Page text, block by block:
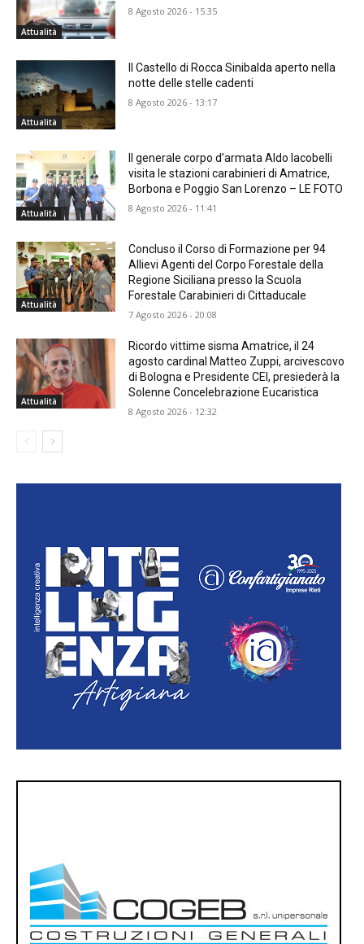
Attualità
8 Agosto 2026 - 15:35
Attualità
Il Castello di Rocca Sinibalda aperto nella
notte delle stelle cadenti
8 Agosto 2026 - 13:17
Attualità
Il generale corpo d’armata Aldo Iacobelli
visita le stazioni carabinieri di Amatrice,
Borbona e Poggio San Lorenzo – LE FOTO
8 Agosto 2026 - 11:41
Attualità
Concluso il Corso di Formazione per 94
Allievi Agenti del Corpo Forestale della
Regione Siciliana presso la Scuola
Forestale Carabinieri di Cittaducale
7 Agosto 2026 - 20:08
Attualità
Ricordo vittime sisma Amatrice, il 24
agosto cardinal Matteo Zuppi, arcivescovo
di Bologna e Presidente CEI, presiederà la
Solenne Concelebrazione Eucaristica
8 Agosto 2026 - 12:32